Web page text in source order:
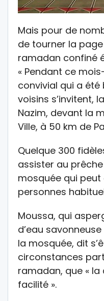
Mais pour de
de tourner la
ramadan confiné
« Pendant ce
convivial qui a
voisins s’invitent,
Nazim, devant la
Ville, à 50 km de
Quelque 300
assister au
mosquée qui peut
personnes
Moussa, qui
d’eau
la mosquée, dit
circonstances
ramadan, que «
facilité ».